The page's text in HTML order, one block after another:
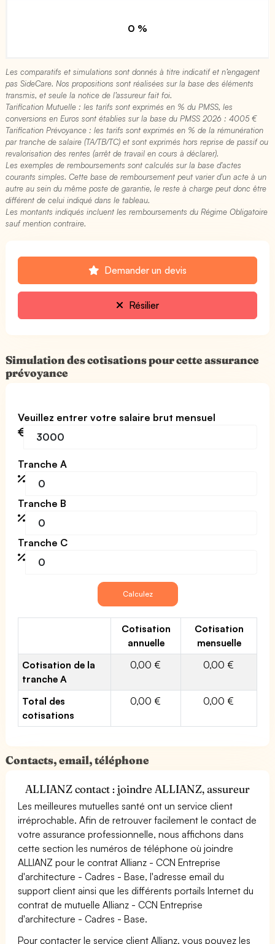
0 %
Les comparatifs et simulations sont donnés à titre indicatif et n’engagent
pas SideCare. Nos propositions sont réalisées sur la base des éléments
transmis, et seule la notice de l’assureur fait foi.
Tarification Mutuelle : les tarifs sont exprimés en % du PMSS, les
conversions en Euros sont établies sur la base du PMSS 2026 : 4005 €​
Tarification Prévoyance : les tarifs sont exprimés en % de la rémunération
par tranche de salaire (TA/TB/TC) et sont exprimés hors reprise de passif ou
revalorisation des rentes (arrêt de travail en cours à déclarer).
Les exemples de remboursements sont calculés sur la base d'actes
courants simples. Cette base de remboursement peut varier d'un acte à un
autre au sein du même poste de garantie, le reste à charge peut donc être
différent de celui indiqué dans le tableau.
Les montants indiqués incluent les remboursements du Régime Obligatoire
sauf mention contraire.
Demander un devis
Résilier
Simulation des cotisations pour cette assurance
prévoyance
Veuillez entrer votre salaire brut mensuel
Tranche A
Tranche B
Tranche C
Cotisation
annuelle
Cotisation
mensuelle
Cotisation de la
tranche A
0,00 € 0,00 €
Total des
cotisations
0,00 € 0,00 €
Contacts, email, téléphone
ALLIANZ contact : joindre ALLIANZ, assureur
Les meilleures mutuelles santé ont un service client
irréprochable. Afin de retrouver facilement le contact de
votre assurance professionnelle, nous affichons dans
cette section les numéros de téléphone où joindre
ALLIANZ pour le contrat Allianz - CCN Entreprise
d'architecture - Cadres - Base, l'adresse email du
support client ainsi que les différents portails Internet du
contrat de mutuelle Allianz - CCN Entreprise
d'architecture - Cadres - Base.
Pour contacter le service client Allianz, vous pouvez les